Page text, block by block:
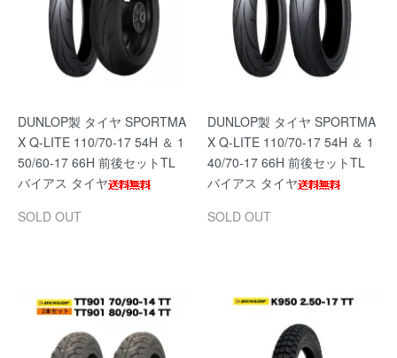
DUNLOP製 タイヤ SPORTMA
X Q-LITE 110/70-17 54H ＆ 1
50/60-17 66H 前後セットTL
バイアス タイヤ
SOLD OUT
DUNLOP製 タイヤ SPORTMA
X Q-LITE 110/70-17 54H ＆ 1
40/70-17 66H 前後セットTL
バイアス タイヤ
SOLD OUT